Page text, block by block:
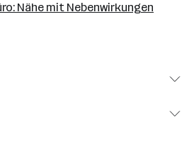
Nähe mit Nebenwirkungen